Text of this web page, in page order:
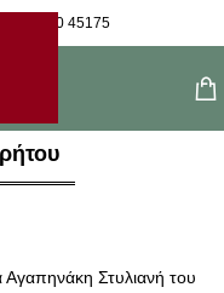
28210 45175
Αγαπηνάκη Στυλιανή του